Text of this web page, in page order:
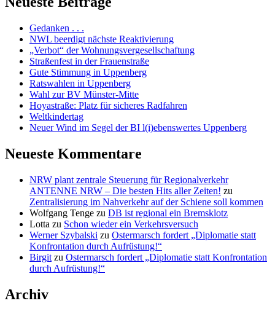
Gedanken . . .
NWL beerdigt nächste Reaktivierung
„Verbot“ der Wohnungsvergesellschaftung
Straßenfest in der Frauenstraße
Gute Stimmung in Uppenberg
Ratswahlen in Uppenberg
Wahl zur BV Münster-Mitte
Hoyastraße: Platz für sicheres Radfahren
Weltkindertag
Neuer Wind im Segel der BI l(i)ebenswertes Uppenberg
Neueste Kommentare
NRW plant zentrale Steuerung für Regionalverkehr
ANTENNE NRW – Die besten Hits aller Zeiten! zu
Zentralisierung im Nahverkehr auf der Schiene soll kommen
Wolfgang Tenge zu DB ist regional ein Bremsklotz
Lotta zu Schon wieder ein Verkehrsversuch
Werner Szybalski zu Ostermarsch fordert „Diplomatie statt
Konfrontation durch Aufrüstung!“
Birgit zu Ostermarsch fordert „Diplomatie statt Konfrontation
durch Aufrüstung!“
Archiv